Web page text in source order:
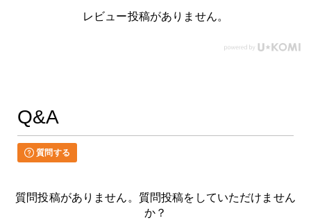
レビュー投稿がありません。
Q&A
質問する
質問投稿がありません。質問投稿をしていただけません
か？